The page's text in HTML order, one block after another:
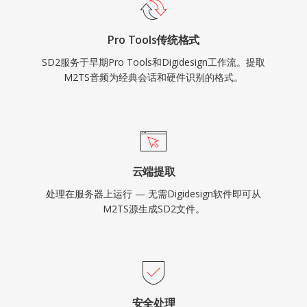
Pro Tools传统格式
SD2服务于早期Pro Tools和Digidesign工作流。提取
M2TS音频为经典会话和硬件识别的格式。
云端提取
处理在服务器上运行 — 无需Digidesign软件即可从
M2TS源生成SD2文件。
安全处理